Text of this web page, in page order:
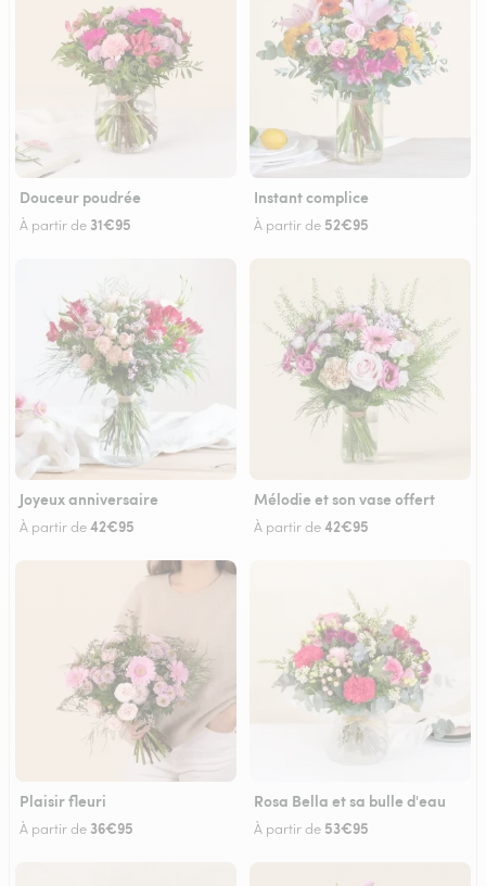
Douceur poudrée
À partir de 31€95
Instant complice
À partir de 52€95
Joyeux anniversaire
À partir de42€95
Mélodie et son vase offert
À partir de42€95
Plaisir fleuri
À partir de 36€95
Rosa Bella et sa bulle d'eau
À partir de 53€95